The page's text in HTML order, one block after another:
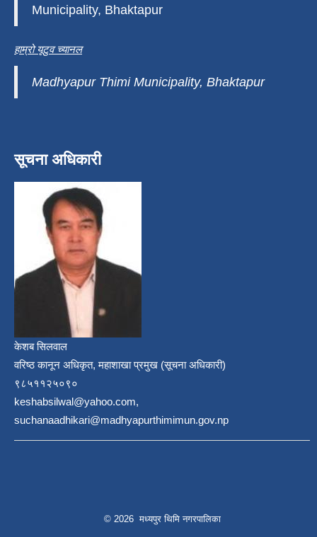
Municipality, Bhaktapur
हाम्रो यूटुव च्यानल
Madhyapur Thimi Municipality, Bhaktapur
सूचना अधिकारी
केशब सिलवाल
वरिष्ठ कानून अधिकृत, महाशाखा प्रमुख (सूचना अधिकारी)
९८५११२५०९०
keshabsilwal@yahoo.com,
suchanaadhikari@madhyapurthimimun.gov.np
© 2026 मध्यपुर थिमि नगरपालिका